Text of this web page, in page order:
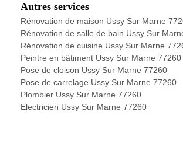
Autres services
Rénovation de maison Ussy Sur Marne
Rénovation de salle de bain Ussy Sur
Rénovation de cuisine Ussy Sur Marne
Peintre en bâtiment Ussy Sur Marne 77260
Pose de cloison Ussy Sur Marne 77260
Pose de carrelage Ussy Sur Marne 77260
Plombier Ussy Sur Marne 77260
Electricien Ussy Sur Marne 77260